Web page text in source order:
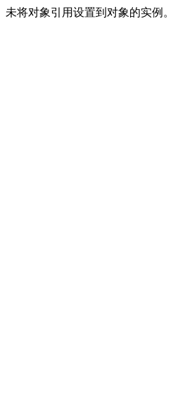
未将对象引用设置到对象的实例。